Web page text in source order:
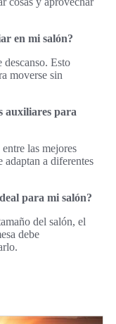
en mi salón?
descanso. Esto
moverse sin
auxiliares para
las mejores
adaptan a diferentes
para mi salón?
del salón, el
debe